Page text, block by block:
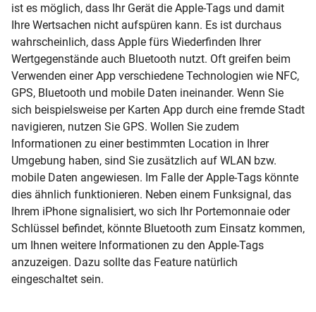
ist es möglich, dass Ihr Gerät die Apple-Tags und damit
Ihre Wertsachen nicht aufspüren kann. Es ist durchaus
wahrscheinlich, dass Apple fürs Wiederfinden Ihrer
Wertgegenstände auch Bluetooth nutzt. Oft greifen beim
Verwenden einer App verschiedene Technologien wie NFC,
GPS, Bluetooth und mobile Daten ineinander. Wenn Sie
sich beispielsweise per Karten App durch eine fremde Stadt
navigieren, nutzen Sie GPS. Wollen Sie zudem
Informationen zu einer bestimmten Location in Ihrer
Umgebung haben, sind Sie zusätzlich auf WLAN bzw.
mobile Daten angewiesen. Im Falle der Apple-Tags könnte
dies ähnlich funktionieren. Neben einem Funksignal, das
Ihrem iPhone signalisiert, wo sich Ihr Portemonnaie oder
Schlüssel befindet, könnte Bluetooth zum Einsatz kommen,
um Ihnen weitere Informationen zu den Apple-Tags
anzuzeigen. Dazu sollte das Feature natürlich
eingeschaltet sein.